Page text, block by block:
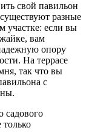
свой павильон
разные
участке: если вы
вам
опору
На террасе
так что вы
с
садового